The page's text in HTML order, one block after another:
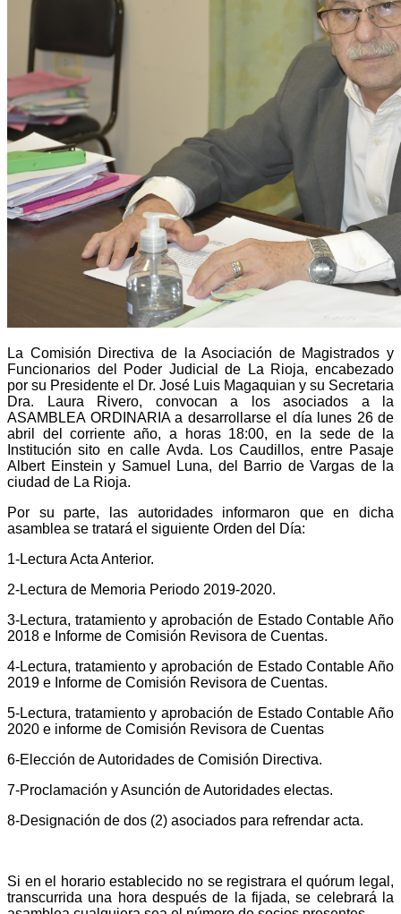
La Comisión Directiva de la Asociación de Magistrados y
Funcionarios del Poder Judicial de La Rioja, encabezado
por su Presidente el Dr. José Luis Magaquian y su Secretaria
Dra. Laura Rivero, convocan a los asociados a la
ASAMBLEA ORDINARIA a desarrollarse el día lunes 26 de
abril del corriente año, a horas 18:00, en la sede de la
Institución sito en calle Avda. Los Caudillos, entre Pasaje
Albert Einstein y Samuel Luna, del Barrio de Vargas de la
ciudad de La Rioja.
Por su parte, las autoridades informaron que en dicha
asamblea se tratará el siguiente Orden del Día:
1-Lectura Acta Anterior.
2-Lectura de Memoria Periodo 2019-2020.
3-Lectura, tratamiento y aprobación de Estado Contable Año
2018 e Informe de Comisión Revisora de Cuentas.
4-Lectura, tratamiento y aprobación de Estado Contable Año
2019 e Informe de Comisión Revisora de Cuentas.
5-Lectura, tratamiento y aprobación de Estado Contable Año
2020 e informe de Comisión Revisora de Cuentas
6-Elección de Autoridades de Comisión Directiva.
7-Proclamación y Asunción de Autoridades electas.
8-Designación de dos (2) asociados para refrendar acta.
Si en el horario establecido no se registrara el quórum legal,
transcurrida una hora después de la fijada, se celebrará la